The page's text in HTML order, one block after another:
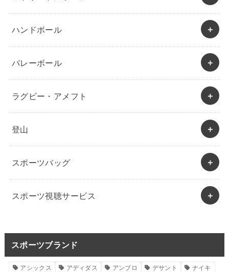
ハンドボール
バレーボール
ラグビー・アメフト
登山
スポーツバッグ
スポーツ視聴サービス
スポーツブランド
アシックス アディダス アンブロ デサント
ナイキ